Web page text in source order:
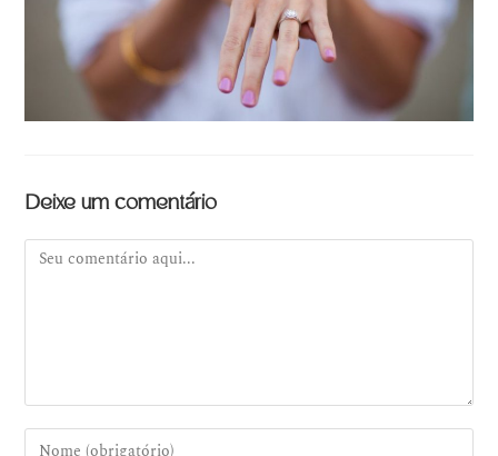
Deixe um comentário